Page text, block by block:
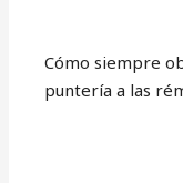
Cómo siempre
puntería a las